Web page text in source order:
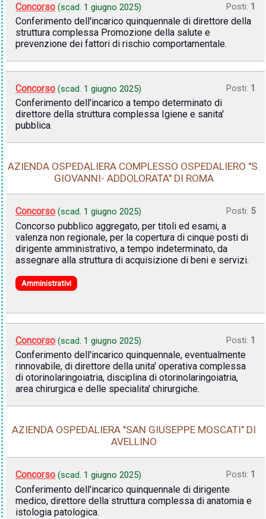
Concorso (scad. 1 giugno 2025) Posti: 1
Conferimento dell'incarico quinquennale di direttore della
struttura complessa Promozione della salute e
prevenzione dei fattori di rischio comportamentale.
Concorso (scad. 1 giugno 2025) Posti: 1
Conferimento dell'incarico a tempo determinato di
direttore della struttura complessa Igiene e sanita'
pubblica.
AZIENDA OSPEDALIERA COMPLESSO OSPEDALIERO "S.
GIOVANNI- ADDOLORATA" DI ROMA
Concorso (scad. 1 giugno 2025) Posti: 5
Concorso pubblico aggregato, per titoli ed esami, a
valenza non regionale, per la copertura di cinque posti di
dirigente amministrativo, a tempo indeterminato, da
assegnare alla struttura di acquisizione di beni e servizi.
Amministrativi
Concorso (scad. 1 giugno 2025) Posti: 1
Conferimento dell'incarico quinquennale, eventualmente
rinnovabile, di direttore della unita' operativa complessa
di otorinolaringoiatria, disciplina di otorinolaringoiatria,
area chirurgica e delle specialita' chirurgiche.
AZIENDA OSPEDALIERA "SAN GIUSEPPE MOSCATI" DI
AVELLINO
Concorso (scad. 1 giugno 2025) Posti: 1
Conferimento dell'incarico quinquennale di dirigente
medico, direttore della struttura complessa di anatomia e
istologia patologica.